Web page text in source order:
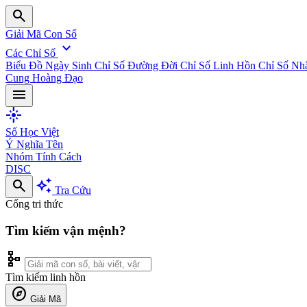
search
Giải Mã Con Số
Các Chỉ Số expand_more
Biểu Đồ Ngày Sinh Chỉ Số Đường Đời Chỉ Số Linh Hồn Chỉ Số
Cung Hoàng Đạo
menu
flare
Số Học Việt
Ý Nghĩa Tên
Nhóm Tính Cách
DISC
search auto_awesome Tra Cứu
Cổng tri thức
Tìm kiếm vận mệnh?
schema
Tìm kiếm linh hồn
explore Giải Mã